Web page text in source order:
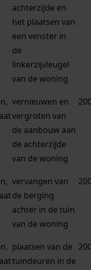
achterzijde en
het plaatsen van
een venster in
de
linkerzijvleugel
van de woning
vernieuwen en
vergroten van
de aanbouw aan
de achterzijde
van de woning
vervangen van
de berging
achter in de tuin
van de woning
plaatsen van de
tuindeuren in de